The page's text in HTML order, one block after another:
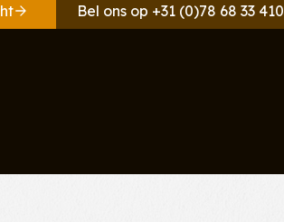
Bel ons op +31 (0)78 68 33 410